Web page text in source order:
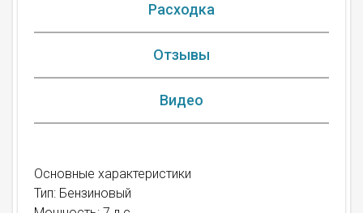
Расходка
Отзывы
Видео
Основные характеристики
Тип: Бензиновый